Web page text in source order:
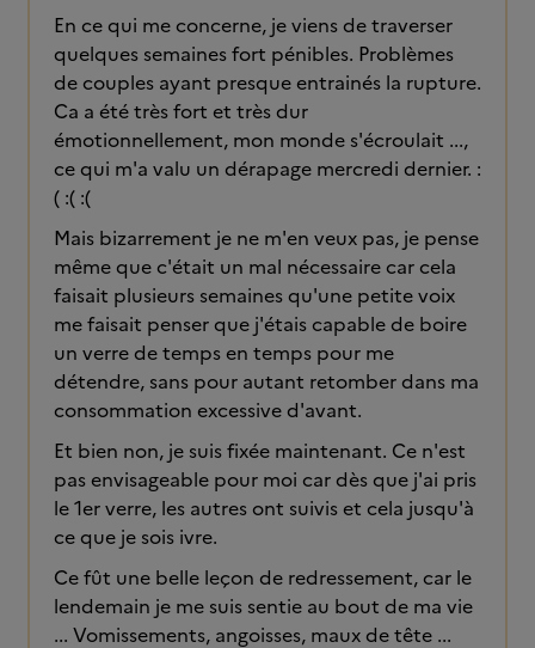
En ce qui me concerne, je viens de traverser
quelques semaines fort pénibles. Problèmes
de couples ayant presque entrainés la rupture.
Ca a été très fort et très dur
émotionnellement, mon monde s'écroulait ...,
ce qui m'a valu un dérapage mercredi dernier. :
( :( :(
Mais bizarrement je ne m'en veux pas, je pense
même que c'était un mal nécessaire car cela
faisait plusieurs semaines qu'une petite voix
me faisait penser que j'étais capable de boire
un verre de temps en temps pour me
détendre, sans pour autant retomber dans ma
consommation excessive d'avant.
Et bien non, je suis fixée maintenant. Ce n'est
pas envisageable pour moi car dès que j'ai pris
le 1er verre, les autres ont suivis et cela jusqu'à
ce que je sois ivre.
Ce fût une belle leçon de redressement, car le
lendemain je me suis sentie au bout de ma vie
... Vomissements, angoisses, maux de tête ...